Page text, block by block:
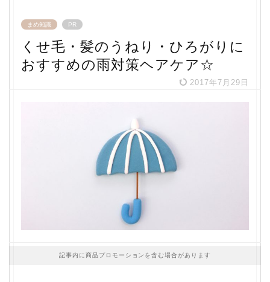
まめ知識 PR
くせ毛・髪のうねり・ひろがりに
おすすめの雨対策ヘアケア☆
2017年7月29日
記事内に商品プロモーションを含む場合があります